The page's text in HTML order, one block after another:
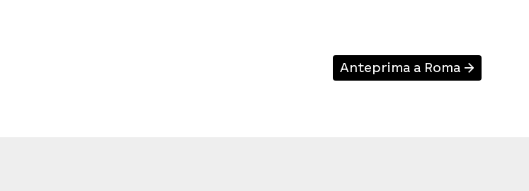
Anteprima a Roma ↑